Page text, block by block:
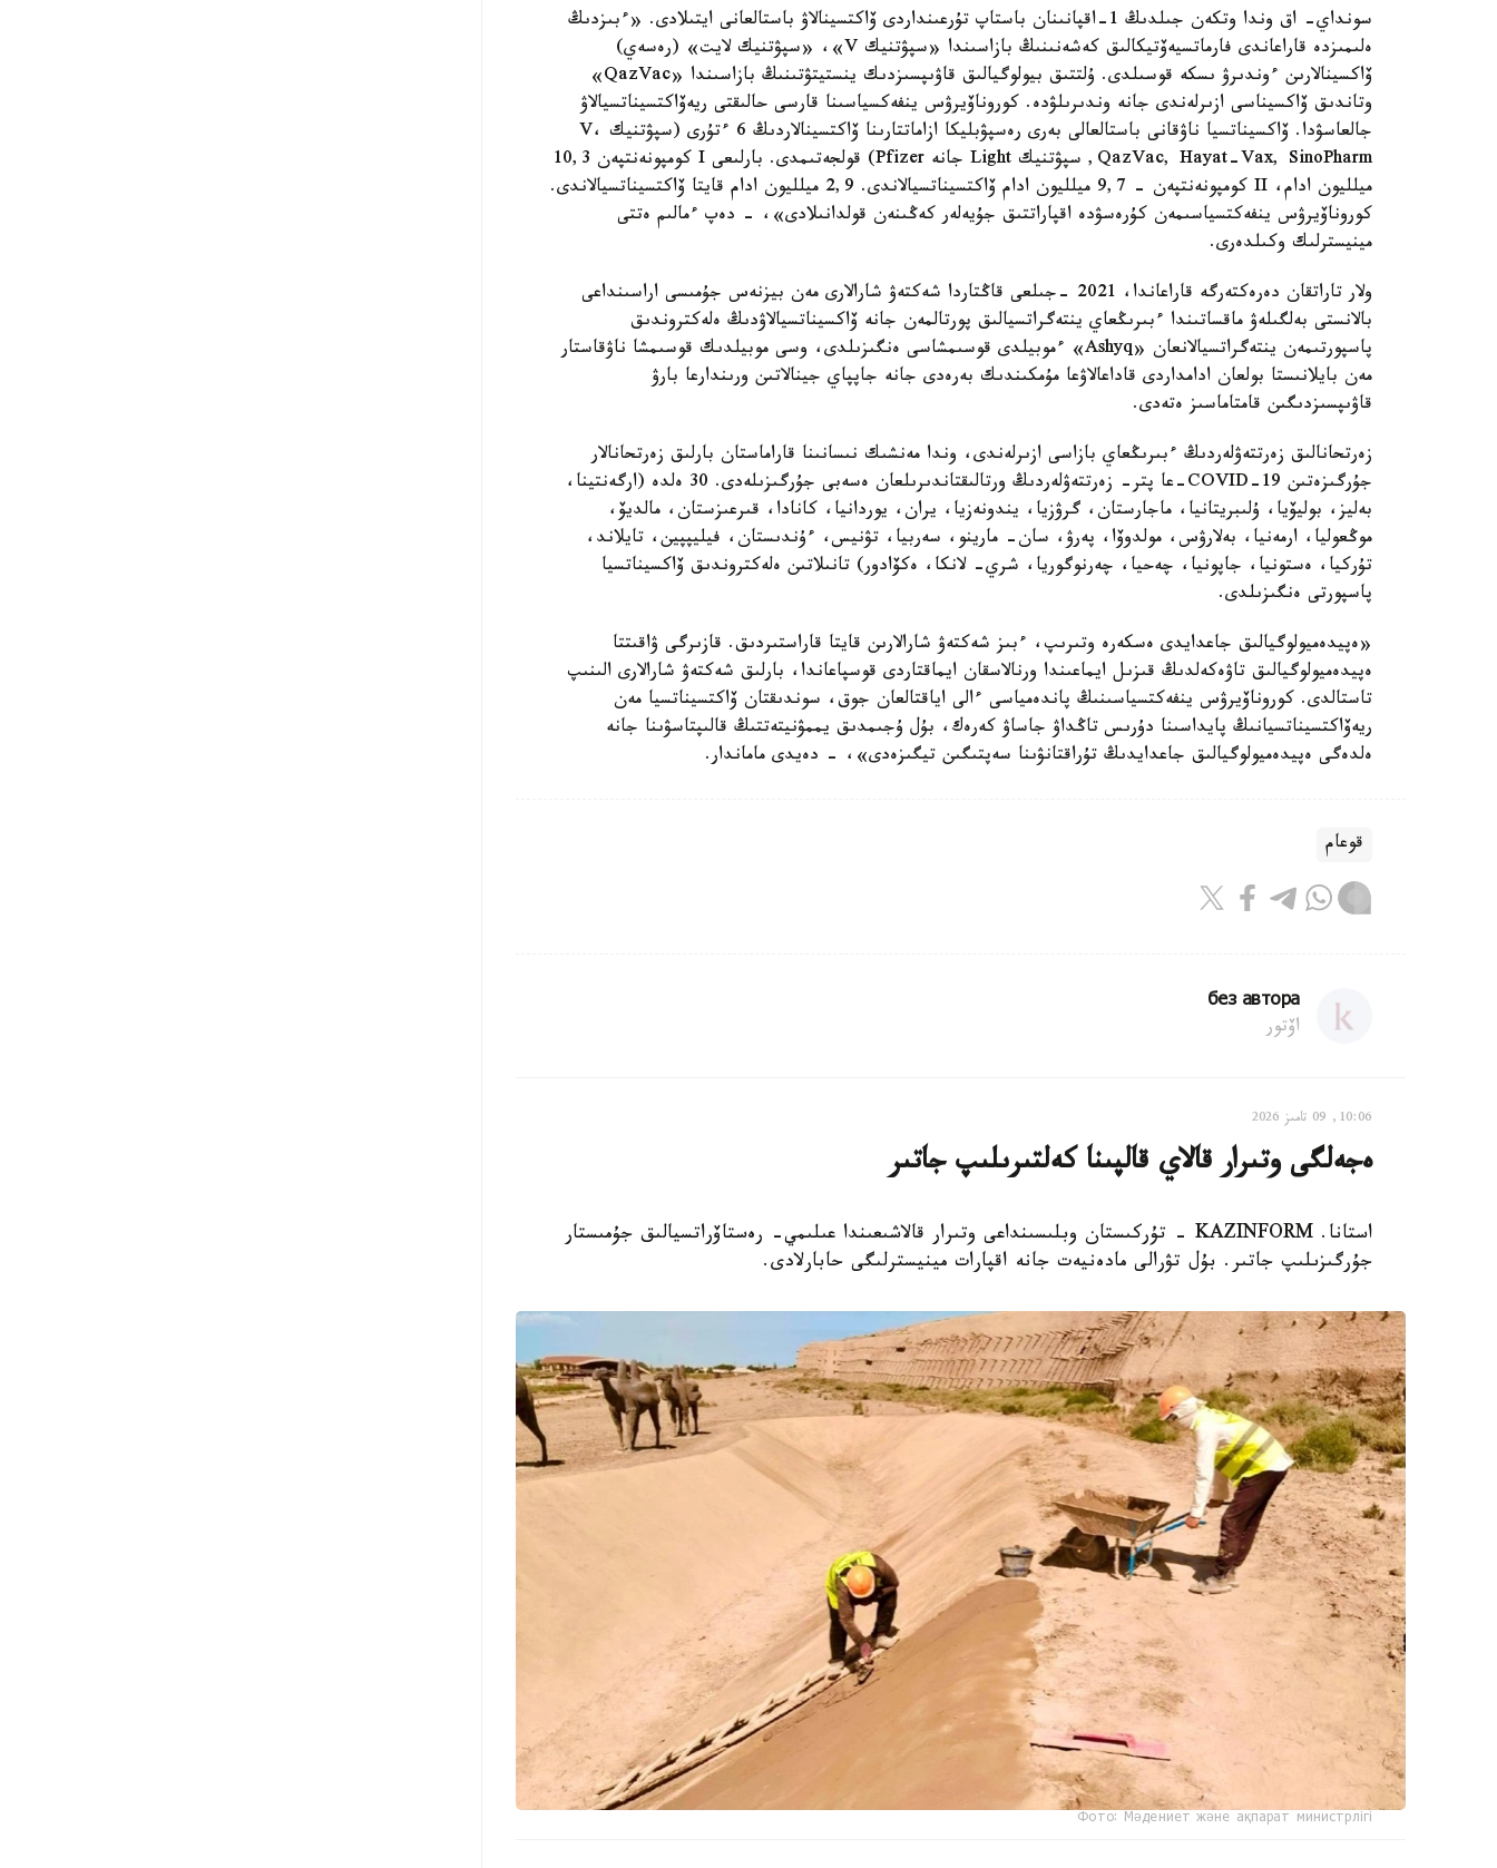
سونداي- اق وندا وتكەن جىلدىڭ 1-اقپانىنان باستاپ تۇرعىنداردى ۆاكتسينالاۋ باستالعانى ايتىلادى. «ءبىزدىڭ
ەلىمىزدە قاراعاندى فارماتسيەۆتيكالىق كەشەنىنىڭ بازاسىندا «سپۋتنيك V»، «سپۋتنيك لايت» (رەسەي)
ۆاكسينالارىن ءوندىرۋ ىسكە قوسىلدى. ۇلتتىق بيولوگيالىق قاۋىپسىزدىك ينستيتۋتىنىڭ بازاسىندا «QazVac»
وتاندىق ۆاكسيناسى ازىرلەندى جانە وندىرىلۋدە. كوروناۆيرۋس ينفەكسياسىنا قارسى حالىقتى ريەۆاكتسيناتسيالاۋ
جالعاسۋدا. ۆاكسيناتسيا ناۋقانى باستالعالى بەرى رەسپۋبليكا ازاماتتارىنا ۆاكتسينالاردىڭ 6 ءتۇرى (سپۋتنيك V،
QazVac, Hayat-Vax, SinoPharm, سپۋتنيك Light جانە Pfizer) قولجەتىمدى. بارلىعى I كومپونەنتپەن 10,3
ميلليون ادام، II كومپونەنتپەن - 9,7 ميلليون ادام ۆاكتسيناتسيالاندى. 2,9 ميلليون ادام قايتا ۆاكتسيناتسيالاندى.
كوروناۆيرۋس ينفەكتسياسىمەن كۇرەسۋدە اقپاراتتىق جۇيەلەر كەڭىنەن قولدانىلادى»، - دەپ ءمالىم ەتتى
مينيسترلىك وكىلدەرى.
ولار تاراتقان دەرەكتەرگە قاراعاندا، 2021 -جىلعى قاڭتاردا شەكتەۋ شارالارى مەن بيزنەس جۇمىسى اراسىنداعى
بالانستى بەلگىلەۋ ماقساتىندا ءبىرىڭعاي ينتەگراتسيالىق پورتالمەن جانە ۆاكسيناتسيالاۋدىڭ ەلەكتروندىق
پاسپورتىمەن ينتەگراتسيالانعان «Ashyq» ءموبيلدى قوسىمشاسى ەنگىزىلدى، وسى موبيلدىك قوسىمشا ناۋقاستار
مەن بايلانىستا بولعان ادامداردى قاداعالاۋعا مۇمكىندىك بەرەدى جانە جاپپاي جينالاتىن ورىندارعا بارۋ
قاۋىپسىزدىگىن قامتاماسىز ەتەدى.
زەرتحانالىق زەرتتەۋلەردىڭ ءبىرىڭعاي بازاسى ازىرلەندى، وندا مەنشىك نىسانىنا قاراماستان بارلىق زەرتحانالار
جۇرگىزەتىن COVID-19-عا پتر- زەرتتەۋلەردىڭ ورتالىقتاندىرىلعان ەسەبى جۇرگىزىلەدى. 30 ەلدە (ارگەنتينا،
بەليز، بوليۆيا، ۇلىبريتانيا، ماجارستان، گرۋزيا، يندونەزيا، يران، يوردانيا، كانادا، قىرعىزستان، مالديۆ،
موڭعوليا، ارمەنيا، بەلارۋس، مولدوۆا، پەرۋ، سان- مارينو، سەربيا، تۋنيس، ءۇندىستان، فيليپپين، تايلاند،
تۇركيا، ەستونيا، جاپونيا، چەحيا، چەرنوگوريا، شري- لانكا، ەكۆادور) تانىلاتىن ەلەكتروندىق ۆاكسيناتسيا
پاسپورتى ەنگىزىلدى.
«ەپيدەميولوگيالىق جاعدايدى ەسكەرە وتىرىپ، ءبىز شەكتەۋ شارالارىن قايتا قاراستىردىق. قازىرگى ۋاقىتتا
ەپيدەميولوگيالىق تاۋەكەلدىڭ قىزىل ايماعىندا ورنالاسقان ايماقتاردى قوسپاعاندا، بارلىق شەكتەۋ شارالارى الىنىپ
تاستالدى. كوروناۆيرۋس ينفەكتسياسىنىڭ پاندەمياسى ءالى اياقتالعان جوق، سوندىقتان ۆاكتسيناتسيا مەن
ريەۆاكتسيناتسيانىڭ پايداسىنا دۇرىس تاڭداۋ جاساۋ كەرەك، بۇل ۇجىمدىق يممۋنيتەتتىڭ قالىپتاسۋىنا جانە
ەلدەگى ەپيدەميولوگيالىق جاعدايدىڭ تۇراقتانۋىنا سەپتىگىن تيگىزەدى»، - دەيدى ماماندار.
قوعام
без автора
اۆتور
10:06, 09 تامىز 2026
ەجەلگى وتىرار قالاي قالپىنا كەلتىرىلىپ جاتىر
استانا. KAZINFORM - تۇركىستان وبلىسىنداعى وتىرار قالاشىعىندا عىلىمي- رەستاۆراتسيالىق جۇمىستار
جۇرگىزىلىپ جاتىر. بۇل تۋرالى مادەنيەت جانە اقپارات مينيسترلىگى حابارلادى.
Фото: Мәдениет және ақпарат министрлігі